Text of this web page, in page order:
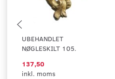
UBEHANDLET
NØGLESKILT 105.
137,50
inkl. moms